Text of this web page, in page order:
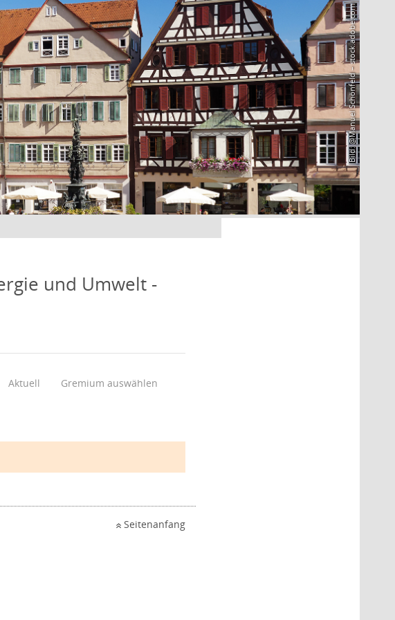
Bild: @Manuel Schönfeld – stock.adobe.com
und Umwelt -
Aktuell Gremium auswählen
Seitenanfang